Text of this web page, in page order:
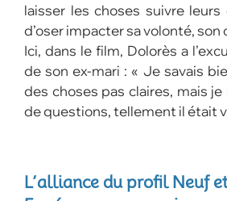
laisser les choses suivre
d’oser impacter sa volonté, son
Ici, dans le film, Dolorès a
de son ex-mari : « Je savais
des choses pas claires, mais je
de questions, tellement il était
L’alliance du profil Neuf